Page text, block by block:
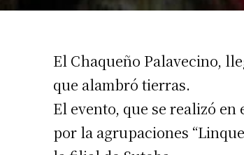
El Chaqueño Palavecino,
que alambró tierras.
El evento, que se realizó
por la agrupaciones